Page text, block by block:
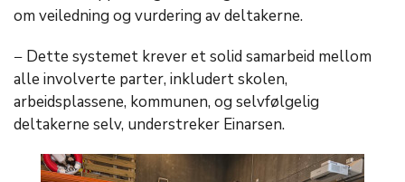
om veiledning og vurdering av deltakerne.
− Dette systemet krever et solid samarbeid mellom
alle involverte parter, inkludert skolen,
arbeidsplassene, kommunen, og selvfølgelig
deltakerne selv, understreker Einarsen.